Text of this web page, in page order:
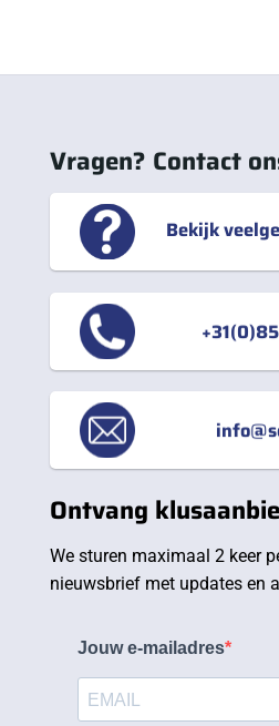
Vragen? Contact
Bekijk
Ontvang
We sturen maximaal 2 keer
nieuwsbrief met updates en
Jouw e-mailadres